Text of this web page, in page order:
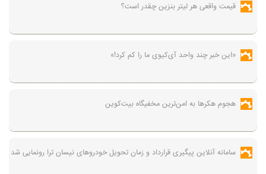
قیمت واقعی هر لیتر بنزین چقدر است؟
«این خبر چند واحد آی‌کیوی ما را کم کرد!»
هجوم هکرها به امن‌ترین مخفیگاه بیت‌کوین
سامانه آنلاین پیگیری قرارداد‌ و زمان تحویل خودرو‌های نیسان ترا رونمایی شد